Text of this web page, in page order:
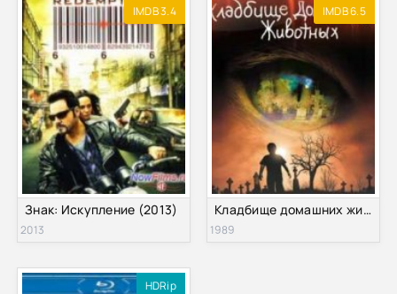
IMDB 3.4
Знак: Искупление (2013)
2013
IMDB 6.5
Кладбище домашних животных (1989)
1989
HDRip